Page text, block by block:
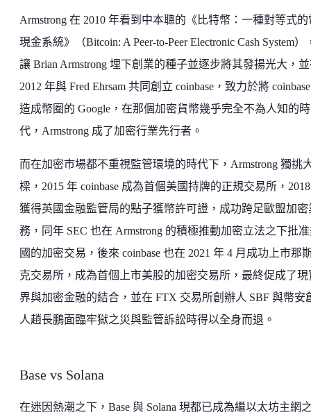
Armstrong 在 2010 年看到中本聰的《比特幣：一種對等式的
現金系統》（Bitcoin: A Peer-to-Peer Electronic Cash System）
讓 Brian Armstrong 埋下創業的種子並逐步將其發揚光大，
2012 年與 Fred Ehrsam 共同創立 coinbase，致力於將
造成幣圈的 Google，在那個加密貨幣幾乎完全不為人知的時
代，Armstrong 成了加密行業先行者。
而在加密市場都不重視監管環境的時代下，Armstrong 獨挑
樑，2015 年 coinbase 成為首個美國持牌的正規交易所，
獲得英國金融監管局的點子獲幣許可證，成功跨足歐盟加密
務，同年 SEC 也在 Armstrong 的積極推動加密立法之下批
國的加密交易，後來 coinbase 也在 2021 年 4 月成功上市那
克交易所，成為首個上市美股的加密交易所，最終促成了現
界與加密金融的結合，並在 FTX 交易所創辦人 SBF 與幣安
人趙長鵬面臨牢獄之災與監管訴訟時得以全身而退。
Base vs Solana
在迷因熱潮之下，Base 與 Solana 現都已成為繼以太坊主網